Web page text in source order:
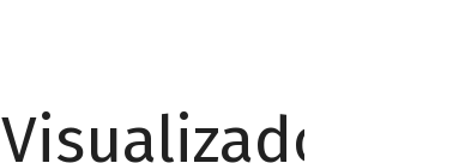
Visualizador